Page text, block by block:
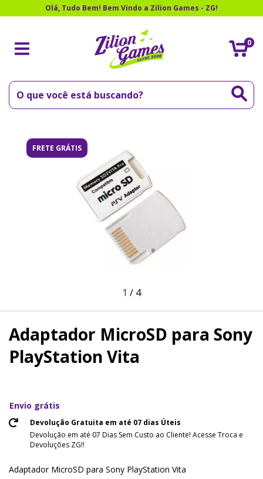
Olá, Tudo Bem! Bem Vindo a Zilion Games - ZG!
0
FRETE GRÁTIS
1 / 4
Adaptador MicroSD para Sony
PlayStation Vita
Envio grátis
Devolução Gratuita em até 07 dias Úteis
Devolução em até 07 Dias Sem Custo ao Cliente! Acesse Troca e
Devoluções ZG!!
Adaptador MicroSD para Sony PlayStation Vita